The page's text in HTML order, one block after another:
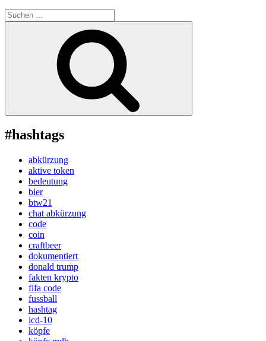
Suche
nach:
#hashtags
abkürzung
aktive token
bedeutung
bier
btw21
chat abkürzung
code
coin
craftbeer
dokumentiert
donald trump
fakten krypto
fifa code
fussball
hashtag
icd-10
köpfe